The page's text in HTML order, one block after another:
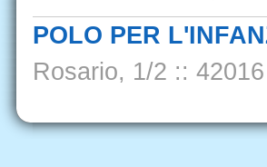
POLO PER
Rosario, 1/2 ::